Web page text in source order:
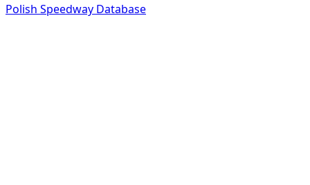
Polish Speedway Database